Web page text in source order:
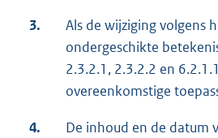
3.
Als de wijziging volgens
ondergeschikte
2.3.2.1, 2.3.2.2 en
overeenkomstige
4.
De inhoud en de datum